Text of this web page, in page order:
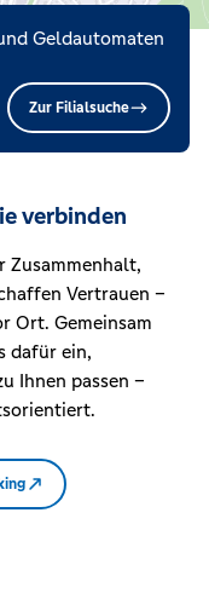
Geldautomaten
Zur Filialsuche
verbinden
Zusammenhalt,
Vertrauen –
Ort. Gemeinsam
dafür ein,
Ihnen passen –